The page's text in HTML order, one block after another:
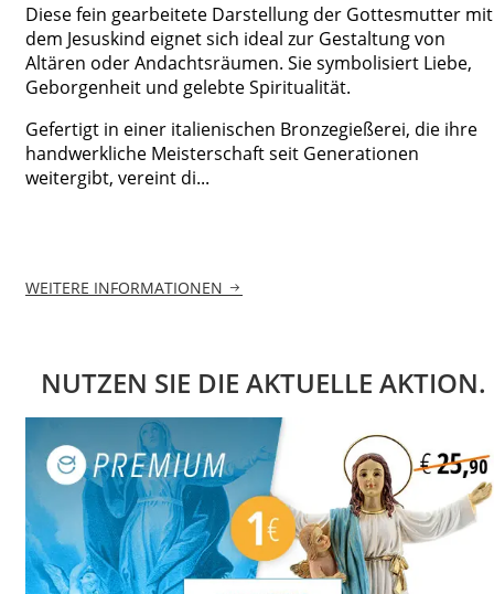
Diese fein gearbeitete Darstellung der Gottesmutter mit
dem Jesuskind eignet sich ideal zur Gestaltung von
Altären oder Andachtsräumen. Sie symbolisiert Liebe,
Geborgenheit und gelebte Spiritualität.
Gefertigt in einer italienischen Bronzegießerei, die ihre
handwerkliche Meisterschaft seit Generationen
weitergibt, vereint di...
WEITERE INFORMATIONEN
NUTZEN SIE DIE AKTUELLE AKTION.